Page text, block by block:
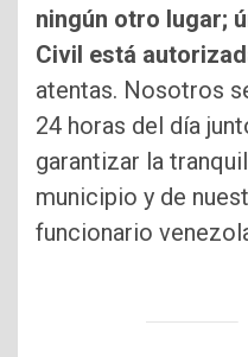
ningún otro lugar;
Civil está
atentas. Nosotros
24 horas del día
garantizar la
municipio y de
funcionario